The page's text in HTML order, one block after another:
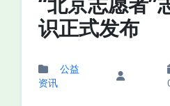
识正式发布
公益
资讯